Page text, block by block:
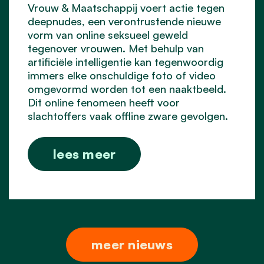
Vrouw & Maatschappij voert actie tegen
deepnudes, een verontrustende nieuwe
vorm van online seksueel geweld
tegenover vrouwen. Met behulp van
artificiële intelligentie kan tegenwoordig
immers elke onschuldige foto of video
omgevormd worden tot een naaktbeeld.
Dit online fenomeen heeft voor
slachtoffers vaak offline zware gevolgen.
lees meer
meer nieuws